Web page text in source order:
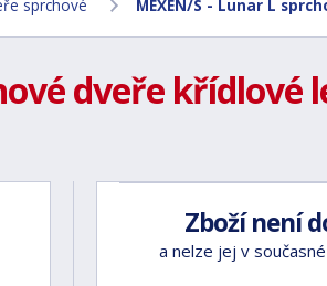
sprchové MEXEN/S - Lunar L
dveře
Zboží není
a nelze jej v